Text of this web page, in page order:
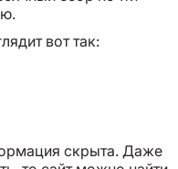
вот так:
скрыта. Даже